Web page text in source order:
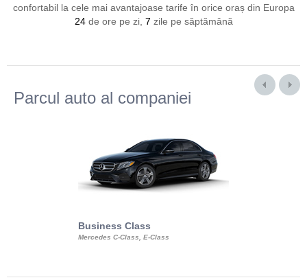
confortabil la cele mai avantajoase tarife în orice oraș din Europa
24de ore pe zi, 7 zile pe săptămână
Parcul auto al companiei
Business Class
Mercedes C-Class, E-Class